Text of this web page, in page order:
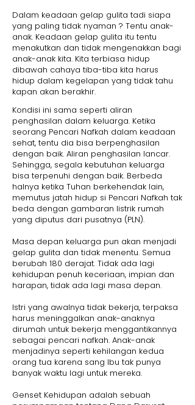
Dalam keadaan gelap gulita tadi siapa
yang paling tidak nyaman ? Tentu anak-
anak. Keadaan gelap gulita itu tentu
menakutkan dan tidak mengenakkan bagi
anak-anak kita. Kita terbiasa hidup
dibawah cahaya tiba-tiba kita harus
hidup dalam kegelapan yang tidak tahu
kapan akan berakhir.
Kondisi ini sama seperti aliran
penghasilan dalam keluarga. Ketika
seorang Pencari Nafkah dalam keadaan
sehat, tentu dia bisa berpenghasilan
dengan baik. Aliran penghasilan lancar.
Sehingga, segala kebutuhan keluarga
bisa terpenuhi dengan baik. Berbeda
halnya ketika Tuhan berkehendak lain,
memutus jatah hidup si Pencari Nafkah tak
beda dengan gambaran listrik rumah
yang diputus dari pusatnya (PLN).
Masa depan keluarga pun akan menjadi
gelap gulita dan tidak menentu. Semua
berubah 180 derajat. Tidak ada lagi
kehidupan penuh keceriaan, impian dan
harapan, tidak ada lagi masa depan.
Istri yang awalnya tidak bekerja, terpaksa
harus meninggalkan anak-anaknya
dirumah untuk bekerja menggantikannya
sebagai pencari nafkah. Anak-anak
menjadinya seperti kehilangan kedua
orang tua karena sang Ibu tak punya
banyak waktu lagi untuk mereka.
Genset Kehidupan adalah sebuah